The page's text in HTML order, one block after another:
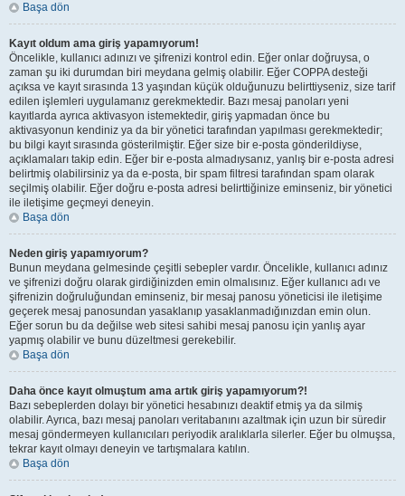
Başa dön
Kayıt oldum ama giriş yapamıyorum!
Öncelikle, kullanıcı adınızı ve şifrenizi kontrol edin. Eğer onlar doğruysa, o
zaman şu iki durumdan biri meydana gelmiş olabilir. Eğer COPPA desteği
açıksa ve kayıt sırasında 13 yaşından küçük olduğunuzu belirttiyseniz, size tarif
edilen işlemleri uygulamanız gerekmektedir. Bazı mesaj panoları yeni
kayıtlarda ayrıca aktivasyon istemektedir, giriş yapmadan önce bu
aktivasyonun kendiniz ya da bir yönetici tarafından yapılması gerekmektedir;
bu bilgi kayıt sırasında gösterilmiştir. Eğer size bir e-posta gönderildiyse,
açıklamaları takip edin. Eğer bir e-posta almadıysanız, yanlış bir e-posta adresi
belirtmiş olabilirsiniz ya da e-posta, bir spam filtresi tarafından spam olarak
seçilmiş olabilir. Eğer doğru e-posta adresi belirttiğinize eminseniz, bir yönetici
ile iletişime geçmeyi deneyin.
Başa dön
Neden giriş yapamıyorum?
Bunun meydana gelmesinde çeşitli sebepler vardır. Öncelikle, kullanıcı adınız
ve şifrenizi doğru olarak girdiğinizden emin olmalısınız. Eğer kullanıcı adı ve
şifrenizin doğruluğundan eminseniz, bir mesaj panosu yöneticisi ile iletişime
geçerek mesaj panosundan yasaklanıp yasaklanmadığınızdan emin olun.
Eğer sorun bu da değilse web sitesi sahibi mesaj panosu için yanlış ayar
yapmış olabilir ve bunu düzeltmesi gerekebilir.
Başa dön
Daha önce kayıt olmuştum ama artık giriş yapamıyorum?!
Bazı sebeplerden dolayı bir yönetici hesabınızı deaktif etmiş ya da silmiş
olabilir. Ayrıca, bazı mesaj panoları veritabanını azaltmak için uzun bir süredir
mesaj göndermeyen kullanıcıları periyodik aralıklarla silerler. Eğer bu olmuşsa,
tekrar kayıt olmayı deneyin ve tartışmalara katılın.
Başa dön